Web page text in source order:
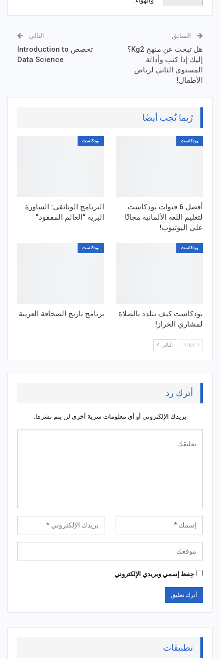
السابق
هل تبحث عن منهج Kg2؟
إليك إذا كتب وأدالة
المستوى الثاني لرياض
الأطفال!
التالي
تخصص Introduction to
Data Science
رُبما تُحِب أيضًا
بودكاست
أفضل 6 قنوات بودكاست
لتعليم اللغة الألمانية مجانًا
على اليوتيوب!
بودكاست
البرنامج الوثائقي: الساورة
البرية “العالم المفقود”
بودكاست
بودكاست كيف تتلذذ بالصلاة
لمشاري الخراز!
بودكاست
برنامج تاريخ الصحافة العربية
التالي
أترك رد
بريدك الإلكتروني أو أي معلومات سرية أخرى لن يتم نشرها.
حِفظ إسمي وبريدي الإلكتروني
تطبيقات